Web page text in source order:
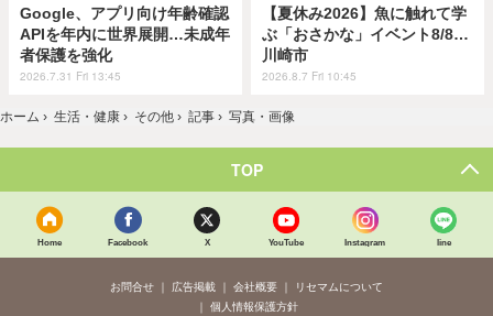
Google、アプリ向け年齢確認
APIを年内に世界展開…未成年
者保護を強化
2026.7.31 Fri 13:45
【夏休み2026】魚に触れて学
ぶ「おさかな」イベント8/8…
川崎市
2026.8.7 Fri 10:45
ホーム › 生活・健康 › その他 › 記事 › 写真・画像
TOP
Home Facebook X YouTube Instagram line
お問合せ 広告掲載 会社概要
リセマムについて
個人情報保護方針